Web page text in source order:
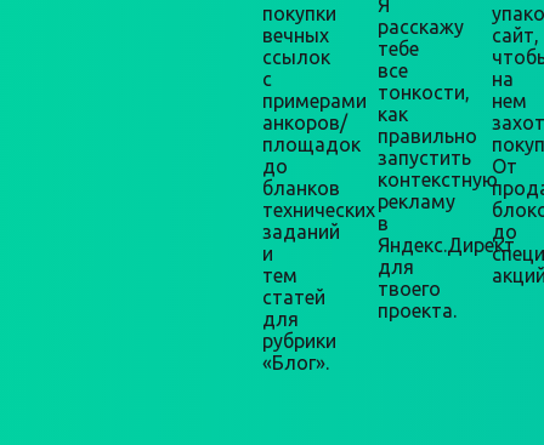
покупки
вечных
ссылок
с
примерами
анкоров/
площадок
до
бланков
технических
заданий
и
тем
статей
для
рубрики
«Блог».
Я
расскажу
тебе
все
тонкости,
как
правильно
запустить
контекстную
рекламу
в
Яндекс.Директ
для
твоего
проекта.
сайт,
на
нем
От
до